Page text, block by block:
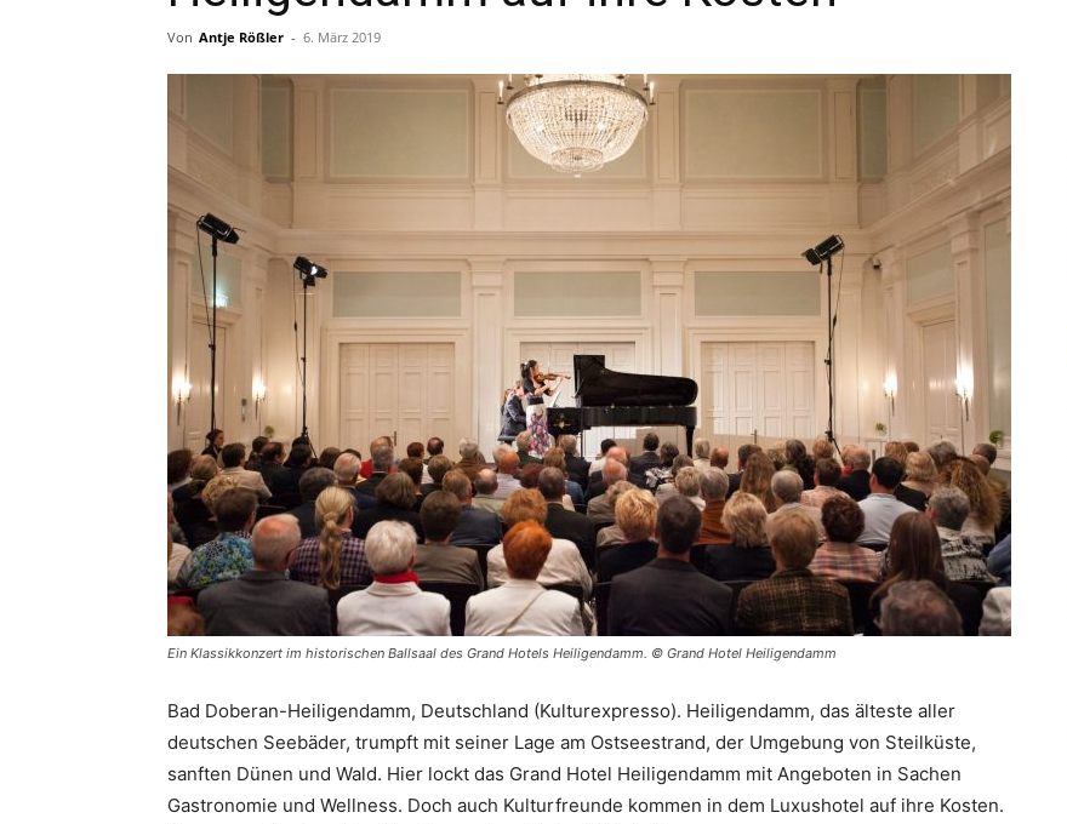
Von Antje Rößler - 6. März 2019
Ein Klassikkonzert im historischen Ballsaal des Grand Hotels Heiligendamm. © Grand Hotel Heiligendamm
Bad Doberan-Heiligendamm, Deutschland (Kulturexpresso). Heiligendamm, das älteste aller
deutschen Seebäder, trumpft mit seiner Lage am Ostseestrand, der Umgebung von Steilküste,
sanften Dünen und Wald. Hier lockt das Grand Hotel Heiligendamm mit Angeboten in Sachen
Gastronomie und Wellness. Doch auch Kulturfreunde kommen in dem Luxushotel auf ihre Kosten.